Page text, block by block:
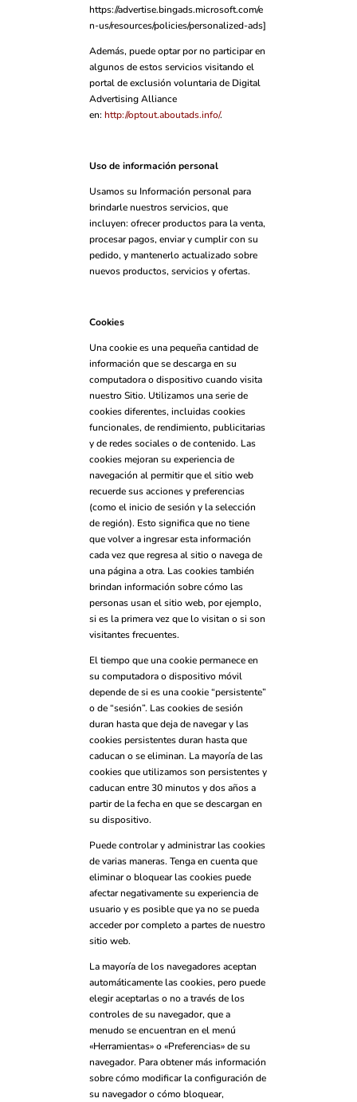
https://advertise.bingads.microsoft.com/e
n-us/resources/policies/personalized-ads]
Además, puede optar por no participar en
algunos de estos servicios visitando el
portal de exclusión voluntaria de Digital
Advertising Alliance
en:http://optout.aboutads.info/.
Uso de información personal
Usamos su Información personal para
brindarle nuestros servicios, que
incluyen: ofrecer productos para la venta,
procesar pagos, enviar y cumplir con su
pedido, y mantenerlo actualizado sobre
nuevos productos, servicios y ofertas.
Cookies
Una cookie es una pequeña cantidad de
información que se descarga en su
computadora o dispositivo cuando visita
nuestro Sitio. Utilizamos una serie de
cookies diferentes, incluidas cookies
funcionales, de rendimiento, publicitarias
y de redes sociales o de contenido. Las
cookies mejoran su experiencia de
navegación al permitir que el sitio web
recuerde sus acciones y preferencias
(como el inicio de sesión y la selección
de región). Esto significa que no tiene
que volver a ingresar esta información
cada vez que regresa al sitio o navega de
una página a otra. Las cookies también
brindan información sobre cómo las
personas usan el sitio web, por ejemplo,
si es la primera vez que lo visitan o si son
visitantes frecuentes.
El tiempo que una cookie permanece en
su computadora o dispositivo móvil
depende de si es una cookie “persistente”
o de “sesión”. Las cookies de sesión
duran hasta que deja de navegar y las
cookies persistentes duran hasta que
caducan o se eliminan. La mayoría de las
cookies que utilizamos son persistentes y
caducan entre 30 minutos y dos años a
partir de la fecha en que se descargan en
su dispositivo.
Puede controlar y administrar las cookies
de varias maneras. Tenga en cuenta que
eliminar o bloquear las cookies puede
afectar negativamente su experiencia de
usuario y es posible que ya no se pueda
acceder por completo a partes de nuestro
sitio web.
La mayoría de los navegadores aceptan
automáticamente las cookies, pero puede
elegir aceptarlas o no a través de los
controles de su navegador, que a
menudo se encuentran en el menú
«Herramientas» o «Preferencias» de su
navegador. Para obtener más información
sobre cómo modificar la configuración de
su navegador o cómo bloquear,